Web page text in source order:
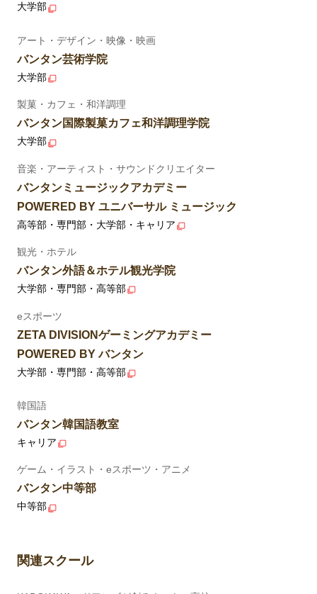
大学部
アート・デザイン・映像・映画
バンタン芸術学院
大学部
製菓・カフェ・和洋調理
バンタン国際製菓カフェ和洋調理学院
大学部
音楽・アーティスト・サウンドクリエイター
バンタンミュージックアカデミー
POWERED BY ユニバーサル ミュージック
高等部・専門部・大学部・キャリア
観光・ホテル
バンタン外語＆ホテル観光学院
大学部・専門部・高等部
eスポーツ
ZETA DIVISIONゲーミングアカデミー
POWERED BY バンタン
大学部・専門部・高等部
韓国語
バンタン韓国語教室
キャリア
ゲーム・イラスト・eスポーツ・アニメ
バンタン中等部
中等部
関連スクール